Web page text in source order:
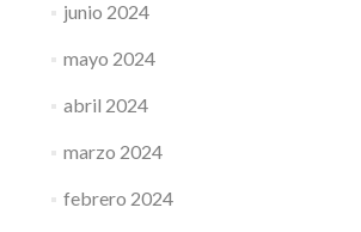
junio 2024
mayo 2024
abril 2024
marzo 2024
febrero 2024